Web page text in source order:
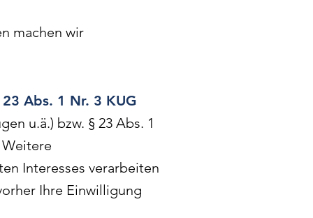
machen wir
Abs. 1 Nr. 3 KUG
u.ä.) bzw. § 23 Abs. 1
Interesses verarbeiten
Ihre Einwilligung